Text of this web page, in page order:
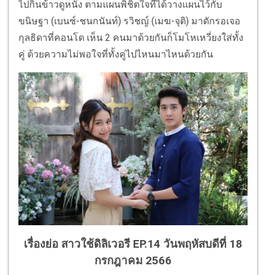
ไปกินข้าวดูหนัง ตามแผนพิชิตใจที่ได้วางแผนไว้กับ
ขนิษฐา (เบนซ์-ชนกนันท์) รวิชญ์ (เมฆ-จุติ) มาดักรอเจอ
กุลธิดาที่คอนโด เห็น 2 คนมาด้วยกันก็โมโหเหวี่ยงใส่ทั้ง
คู่ ด้วยความไม่พอใจที่ทั้งคู่ไปไหนมาไหนด้วยกัน
เรื่องย่อ สาวใช้ดิลิเวอรี EP.14 วันพฤหัสบดีที่ 18
กรกฎาคม 2566